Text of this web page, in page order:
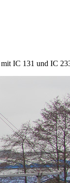
IC 131 und IC